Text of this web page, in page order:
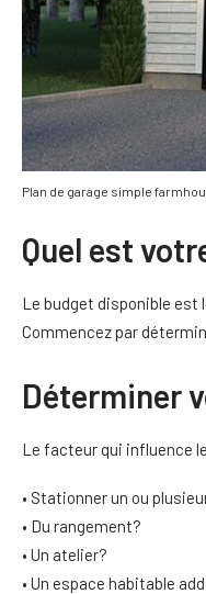
Plan de garage simple
Quel est
Le budget disponible est
Commencez par
Déterminer
Le facteur qui influence
• Stationner un ou
• Du rangement?
• Un atelier?
• Un espace habitable